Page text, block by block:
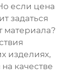
если цена
задаться
материала?
изделиях,
качестве